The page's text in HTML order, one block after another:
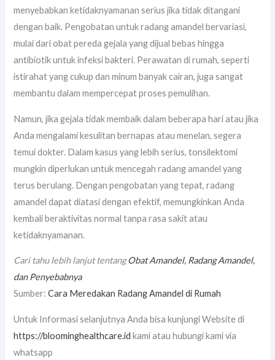
menyebabkan ketidaknyamanan serius jika tidak ditangani
dengan baik. Pengobatan untuk radang amandel bervariasi,
mulai dari obat pereda gejala yang dijual bebas hingga
antibiotik untuk infeksi bakteri. Perawatan di rumah, seperti
istirahat yang cukup dan minum banyak cairan, juga sangat
membantu dalam mempercepat proses pemulihan.
Namun, jika gejala tidak membaik dalam beberapa hari atau jika
Anda mengalami kesulitan bernapas atau menelan, segera
temui dokter. Dalam kasus yang lebih serius, tonsilektomi
mungkin diperlukan untuk mencegah radang amandel yang
terus berulang. Dengan pengobatan yang tepat, radang
amandel dapat diatasi dengan efektif, memungkinkan Anda
kembali beraktivitas normal tanpa rasa sakit atau
ketidaknyamanan.
Cari tahu lebih lanjut tentangObat Amandel, Radang Amandel,
dan Penyebabnya
Sumber:Cara Meredakan Radang Amandel di Rumah
Untuk Informasi selanjutnya Anda bisa kunjungi Website di
https://bloominghealthcare.id kami atau hubungi kami via
whatsapp